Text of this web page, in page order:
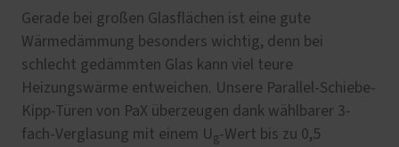
Gerade bei großen Glasflächen ist eine gute
Wärmedämmung besonders wichtig, denn bei
schlecht gedämmten Glas kann viel teure
Heizungswärme entweichen. Unsere Parallel-Schiebe-
Kipp-Türen von PaX überzeugen dank wählbarer 3-
fach-Verglasung mit einem U g-Wert bis zu 0,5